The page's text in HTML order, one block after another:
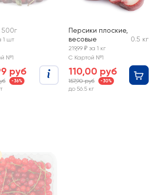
500г
1 шт
№1
руб
-36%
Персики плоские,
весовые
0.5 кг
219,99 ₽ за 1 кг
С Картой №1
110,00 руб
157,90 руб -30%
до 56.5 кг